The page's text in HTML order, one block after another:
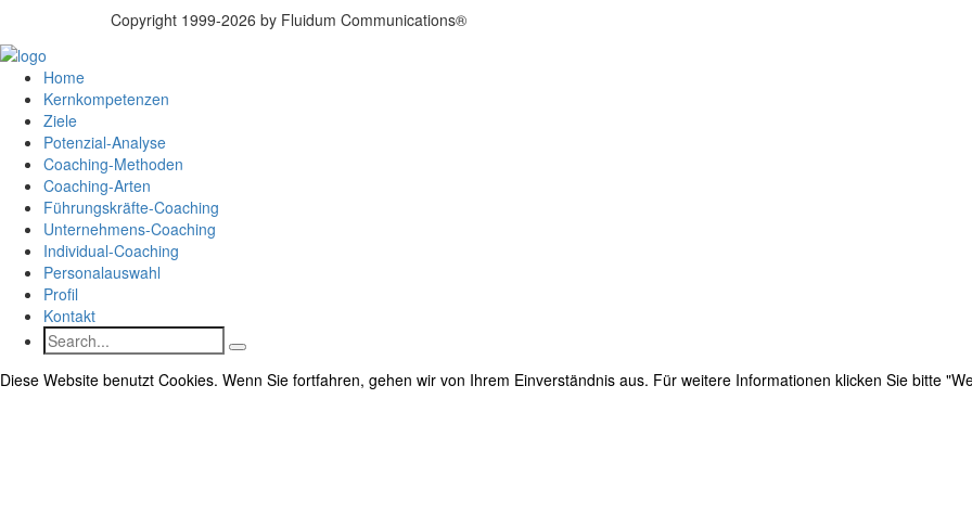
Copyright 1999-2026 by Fluidum Communications®
Home
Kernkompetenzen
Ziele
Potenzial-Analyse
Coaching-Methoden
Coaching-Arten
Führungskräfte-Coaching
Unternehmens-Coaching
Individual-Coaching
Personalauswahl
Profil
Kontakt
Search
Diese Website benutzt Cookies. Wenn Sie fortfahren, gehen wir von Ihrem Einverständnis aus. Für weitere Informationen klicken Sie bitte